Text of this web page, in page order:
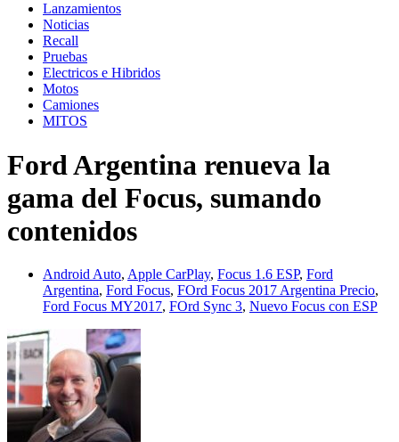
Lanzamientos
Noticias
Recall
Pruebas
Electricos e Hibridos
Motos
Camiones
MITOS
Ford Argentina renueva la
gama del Focus, sumando
contenidos
Android Auto, Apple CarPlay, Focus 1.6 ESP, Ford
Argentina, Ford Focus, FOrd Focus 2017 Argentina Precio,
Ford Focus MY2017, FOrd Sync 3, Nuevo Focus con ESP